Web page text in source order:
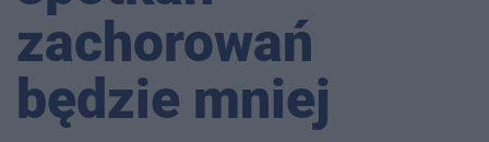
zachorowań
będzie mniej